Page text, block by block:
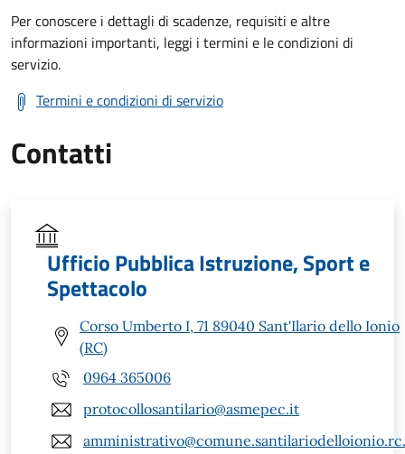
Per conoscere i dettagli di scadenze, requisiti e altre
informazioni importanti, leggi i termini e le condizioni di
servizio.
Termini e condizioni di servizio
Contatti
Ufficio Pubblica Istruzione, Sport e
Spettacolo
Corso Umberto I, 71 89040 Sant'Ilario dello Ionio
(RC)
0964 365006
protocollosantilario@asmepec.it